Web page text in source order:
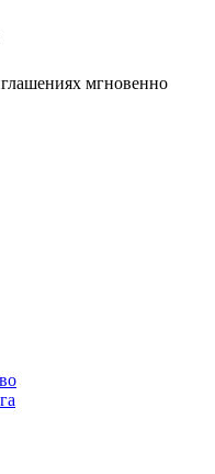
мгновенно